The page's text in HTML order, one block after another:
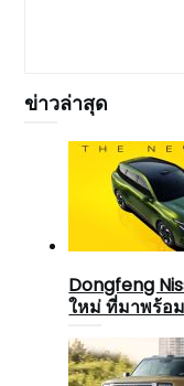
ข่าวล่าสุด
Dongfeng
ใหม่ ที่มาพร้อ